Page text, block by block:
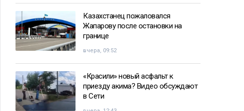
Казахстанец пожаловался
Жапарову после остановки на
границе
вчера, 09:52
«Красили» новый асфальт к
приезду акима? Видео обсуждают
в Сети